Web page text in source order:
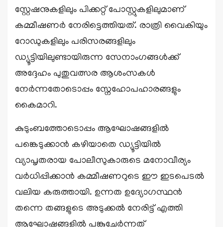
സ്റ്റേഷനുകളിലും പിക്കറ്റ് പോസ്റ്റുകളിലുമാണ്
കമ്മീഷണർ നേരിട്ടെത്തിയത്. രാത്രി വൈകിയും
റോഡുകളിലും പരിസരങ്ങളിലും
ഡ്യൂട്ടിയിലുണ്ടായിരുന്ന സേനാംഗങ്ങൾക്ക്
അദ്ദേഹം പുതുവത്സര ആശംസകൾ
നേർന്നതോടൊപ്പം സ്നേഹോപഹാരങ്ങളും
കൈമാറി.
കുടുംബത്തോടൊപ്പം ആഘോഷങ്ങളിൽ
പങ്കെടുക്കാൻ കഴിയാതെ ഡ്യൂട്ടിയിൽ
വ്യാപൃതരായ പോലീസുകാരുടെ മനോവീര്യം
വർധിപ്പിക്കാൻ കമ്മീഷണറുടെ ഈ ഇടപെടൽ
വലിയ കരുത്തായി. ഉന്നത ഉദ്യോഗസ്ഥൻ
തന്നെ തങ്ങളുടെ അടുക്കൽ നേരിട്ട് എത്തി
ആഘോഷങ്ങളിൽ പങ്കുചേർന്നത്